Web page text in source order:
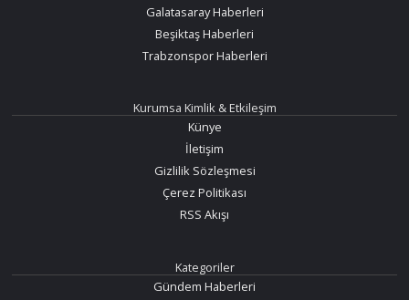
Galatasaray Haberleri
Beşiktaş Haberleri
Trabzonspor Haberleri
Kurumsa Kimlik & Etkileşim
Künye
İletişim
Gizlilik Sözleşmesi
Çerez Politikası
RSS Akışı
Kategoriler
Gündem Haberleri